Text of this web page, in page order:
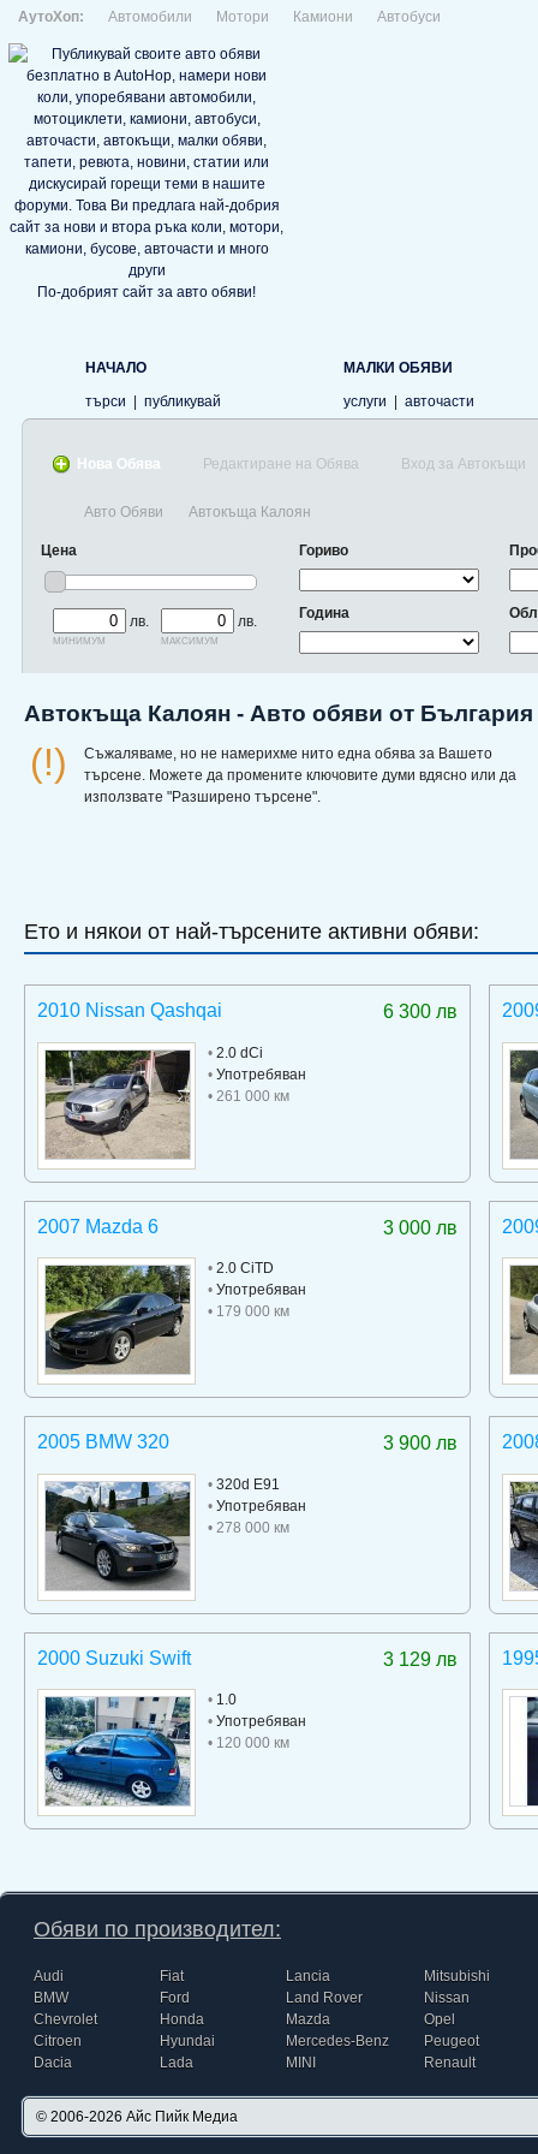
АутоХоп: Автомобили Мотори Камиони Автобуси
По-добрият сайт за авто обяви!
НАЧАЛО
търси
публикувай
МАЛКИ ОБЯВИ
услуги
авточасти
Нова Обява Редактиране на Обява Вход за Автокъщи
Авто Обяви Автокъща Калоян
Цена
лв.
минимум
лв.
максимум
Гориво
Година
Автокъща Калоян - Авто обяви от България
(!)
Съжаляваме, но не намерихме нито една обява за Вашето
търсене. Можете да промените ключовите думи вдясно или да
използвате "Разширено търсене".
Ето и някои от най-търсените активни обяви:
6 300 лв
2010 Nissan Qashqai
• 2.0 dCi
• Употребяван
• 261 000 км
3 000 лв
2007 Mazda 6
• 2.0 CiTD
• Употребяван
• 179 000 км
3 900 лв
2005 BMW 320
• 320d E91
• Употребяван
• 278 000 км
3 129 лв
2000 Suzuki Swift
• 1.0
• Употребяван
• 120 000 км
Обяви по производител:
Audi
BMW
Chevrolet
Citroen
Dacia
Fiat
Ford
Honda
Hyundai
Lada
Lancia
Land Rover
Mazda
Mercedes-Benz
MINI
Mitsubishi
Nissan
Opel
Peugeot
Renault
© 2006-2026 Айс Пийк Медиа